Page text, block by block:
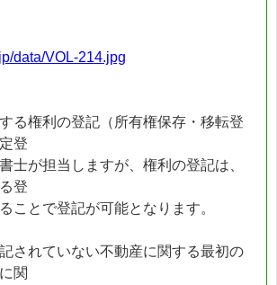
data/VOL-214.jpg
る権利の登記（所有権保存・移転登
登
士が担当しますが、権利の登記は、
登
ことで登記が可能となります。
されていない不動産に関する最初の
関